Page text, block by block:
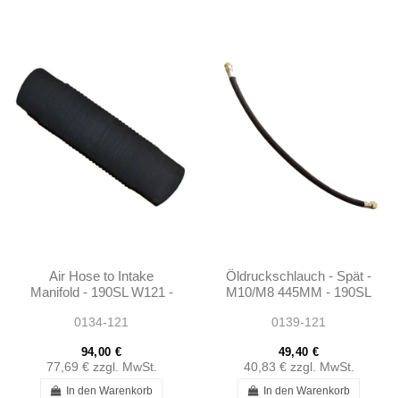
Air Hose to Intake
Manifold - 190SL W121 -
0134-121
94,00 €
77,69 € zzgl. MwSt.
In den Warenkorb
Öldruckschlauch - Spät -
M10/M8 445MM - 190SL
0139-121
49,40 €
40,83 € zzgl. MwSt.
In den Warenkorb